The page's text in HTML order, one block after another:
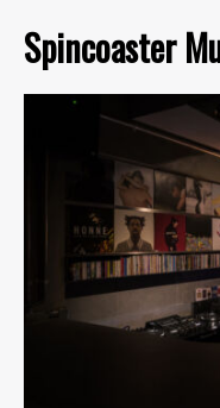
Spincoaster